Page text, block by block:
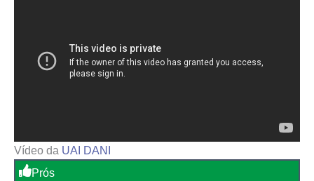
Vídeo da UAI DANI
Prós